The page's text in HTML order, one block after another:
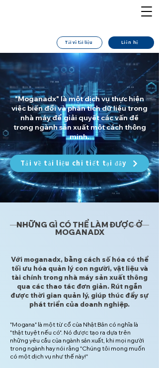
Tải về tài liệu Liên hệ
​"Moganadx" là một dịch vụ thực hiện
việc biến đổi và phân tích dữ liệu trong
nhà máy để giải quyết các vấn đề
trong ngành sản xuất một cách thông
minh.
Tải về tài liệu chi tiết tại đây
NHỮNG GÌ CÓ THỂ LÀM ĐƯỢC Ở
MOGANADX
Với moganadx, bằng cách số hóa có thể
tối ưu hóa quản lý con người, vật liệu và
tài chính trong nhà máy sản xuất thông
qua các thao tác đơn giản. Rút ngắn
được thời gian quản lý, giúp thúc đẩy sự
phát triển của doanh nghiệp.
"Mogana" là một từ cổ của Nhật Bản có nghĩa là
"thật tuyệt nếu có". Nó được tạo ra dựa trên
những yêu cầu của ngành sản xuất, khi mọi người
trong ngành hay nói rằng "Chúng tôi mong muốn
có một dịch vụ như thế này!"